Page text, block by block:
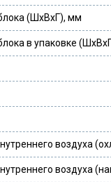
(ШxВxГ), мм
в упаковке
воздуха
воздуха